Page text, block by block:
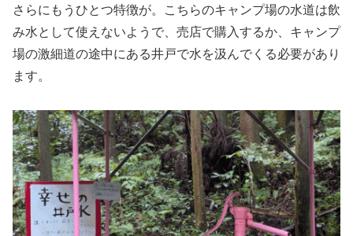
さらにもうひとつ特徴が。こちらのキャンプ場の水道は飲
み水として使えないようで、売店で購入するか、キャンプ
場の激細道の途中にある井戸で水を汲んでくる必要があり
ます。